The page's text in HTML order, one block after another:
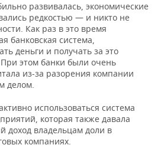
развивалась, экономические
редкостью — и никто не
Как раз в это время
банковская система,
деньги и получать за это
этом банки были очень
из-за разорения компании
делом.
использоваться система
которая также давала
доход владельцам доли в
компаниях.